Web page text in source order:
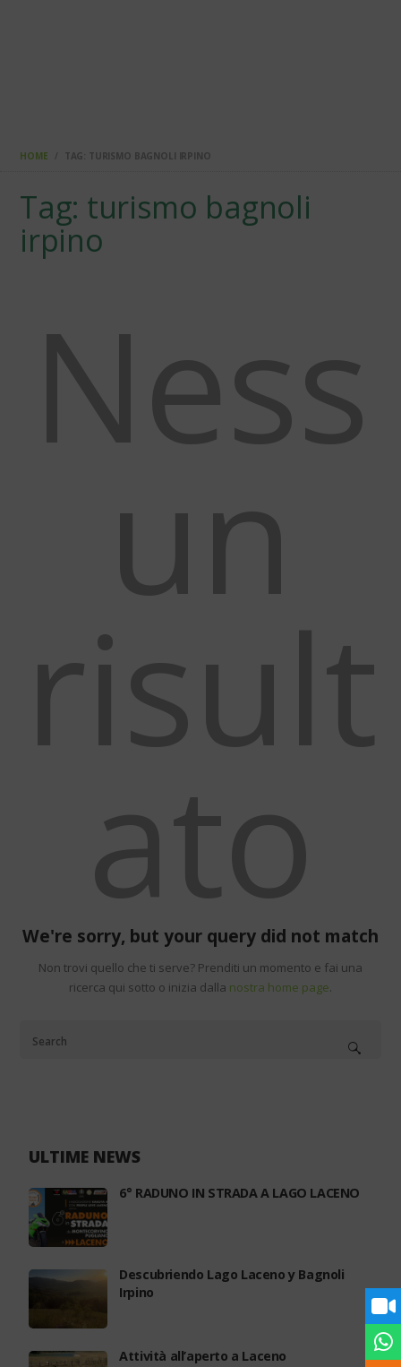
HOME TAG: TURISMO BAGNOLI IRPINO
Tag: turismo bagnoli
irpino
Ness
un
risult
ato
We're sorry, but your query did not match
Non trovi quello che ti serve? Prenditi un momento e fai una
ricerca qui sotto o inizia dalla nostra home page.
ULTIME NEWS
6° RADUNO IN STRADA A LAGO LACENO
Descubriendo Lago Laceno y Bagnoli
Irpino
Attività all’aperto a Laceno